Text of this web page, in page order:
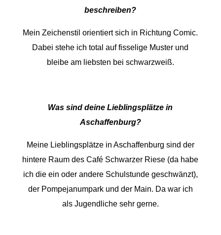
beschreiben?
Mein Zeichenstil orientiert sich in Richtung Comic.
Dabei stehe ich total auf fisselige Muster und
bleibe am liebsten bei schwarzweiß.
Was sind deine Lieblingsplätze in
Aschaffenburg?
Meine Lieblingsplätze in Aschaffenburg sind der
hintere Raum des Café Schwarzer Riese (da habe
ich die ein oder andere Schulstunde geschwänzt),
der Pompejanumpark und der Main. Da war ich
als Jugendliche sehr gerne.